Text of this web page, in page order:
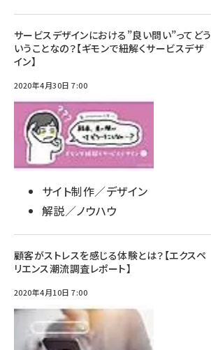
サービスデザインにおける”良い問い”ってどう
いうことなの？【ギモンで紐解くサービスデザ
イン】
2020年4月30日 7:00
サイト制作／デザイン
解説／ノウハウ
顧客がストレスを感じる体験とは？【エクスペ
リエンス潮流調査レポート】
2020年4月10日 7:00